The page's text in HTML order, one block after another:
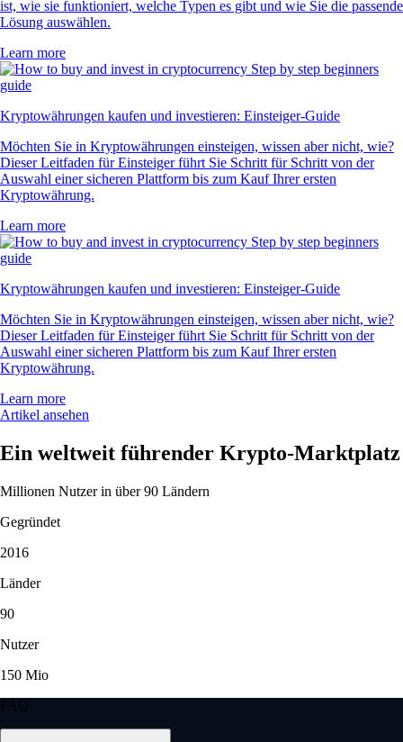
ist, wie sie funktioniert, welche Typen es gibt und wie Sie die passende
Lösung auswählen.
Learn more
Kryptowährungen kaufen und investieren: Einsteiger-Guide
Möchten Sie in Kryptowährungen einsteigen, wissen aber nicht, wie?
Dieser Leitfaden für Einsteiger führt Sie Schritt für Schritt von der
Auswahl einer sicheren Plattform bis zum Kauf Ihrer ersten
Kryptowährung.
Learn more
Kryptowährungen kaufen und investieren: Einsteiger-Guide
Möchten Sie in Kryptowährungen einsteigen, wissen aber nicht, wie?
Dieser Leitfaden für Einsteiger führt Sie Schritt für Schritt von der
Auswahl einer sicheren Plattform bis zum Kauf Ihrer ersten
Kryptowährung.
Learn more
Artikel ansehen
Ein weltweit führender Krypto-Marktplatz
Millionen Nutzer in über 90 Ländern
Gegründet
2016
Länder
90
Nutzer
150 Mio
FAQ